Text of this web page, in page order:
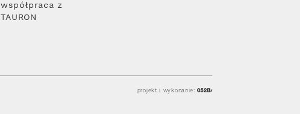
współpraca z
TAURON
projekt i wykonanie: